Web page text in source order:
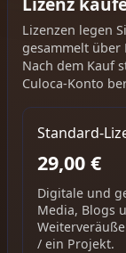
Lizenzen legen
gesammelt über
Nach dem Kauf
Culoca-Konto
Standard-
29,00 €
Digitale und
Media, Blogs
/ ein Projekt.